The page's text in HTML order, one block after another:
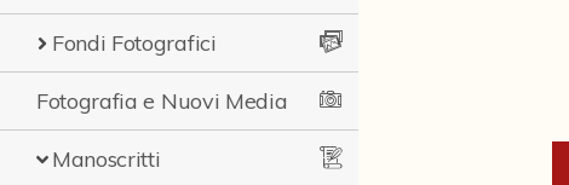
Fondi Fotografici
Fotografia e Nuovi Media
Manoscritti